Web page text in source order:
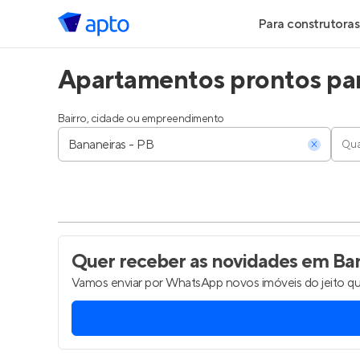
Para construtoras
Geração de
Geração de
Anunciar
Apartamentos prontos
Bairro, cidade ou empreendimento
Quer receber as novidadesem
Vamos enviar por WhatsApp novos imóveis do jeito